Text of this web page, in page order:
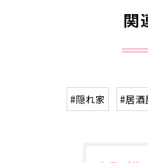
関
#隠れ家 #居酒